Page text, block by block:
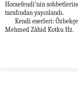
Hocaefendi’nin
tarafından yayınlandı.
Kendi eserleri:
Mehmed Zâhid Kotku Hz.